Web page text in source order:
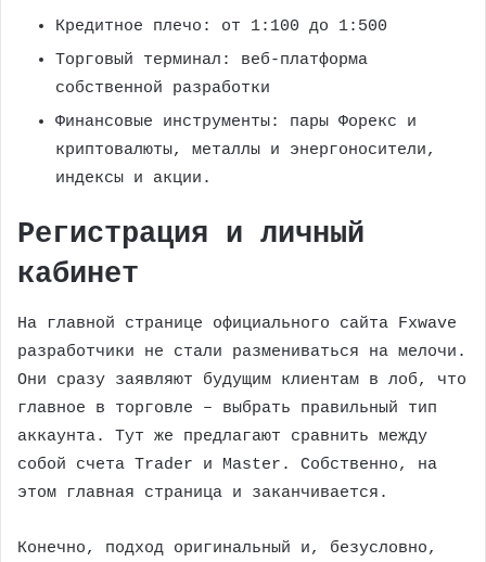
Кредитное плечо: от 1:100 до 1:500
Торговый терминал: веб-платформа
собственной разработки
Финансовые инструменты: пары Форекс и
криптовалюты, металлы и энергоносители,
индексы и акции.
Регистрация и личный
кабинет
На главной странице официального сайта Fxwave
разработчики не стали размениваться на мелочи.
Они сразу заявляют будущим клиентам в лоб, что
главное в торговле – выбрать правильный тип
аккаунта. Тут же предлагают сравнить между
собой счета Trader и Master. Собственно, на
этом главная страница и заканчивается.
Конечно, подход оригинальный и, безусловно,